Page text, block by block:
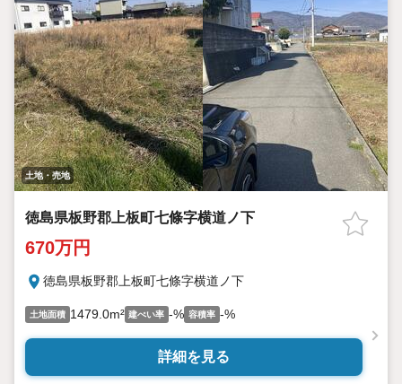
土地・売地
徳島県板野郡上板町七條字横道ノ下
670万円
徳島県板野郡上板町七條字横道ノ下
土地面積 1479.0m² 建ぺい率 -% 容積率 -%
詳細を見る